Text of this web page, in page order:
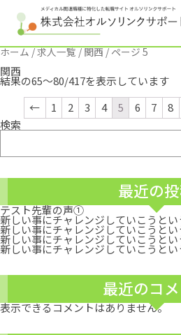
ホーム/求人一覧/関西/ ページ 5
関西
結果の65～80/417を表示しています
←
1 2 3 4 5 6 7 8
検索
最近の
テスト先輩の声①
新しい事にチャレンジしていこうと
新しい事にチャレンジしていこうと
新しい事にチャレンジしていこうと
新しい事にチャレンジしていこうとい
最近のコ
表示できるコメントはありません。